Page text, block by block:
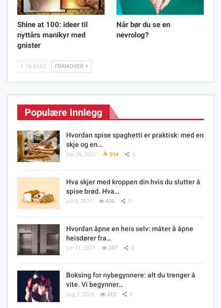
Shine at 100: ideer til
nyttårs manikyr med
gnister
Når bør du se en
nevrolog?
TILBAKE FRAMOVER
Populære Innlegg
Hvordan spise spaghetti er praktisk: med en
skje og en…
nov 26, 2021 514 0
Hva skjer med kroppen din hvis du slutter å
spise brød. Hva…
jun 8, 2021 406 0
Hvordan åpne en heis selv: måter å åpne
heisdører fra…
jun 11, 2021 397 0
Boksing for nybegynnere: alt du trenger å
vite. Vi begynner…
aug 3, 2021 312 0